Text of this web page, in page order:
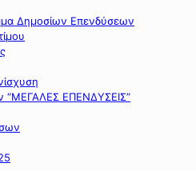
Δημοσίων Επενδύσεων
“ΜΕΓΑΛΕΣ ΕΠΕΝΔΥΣΕΙΣ”